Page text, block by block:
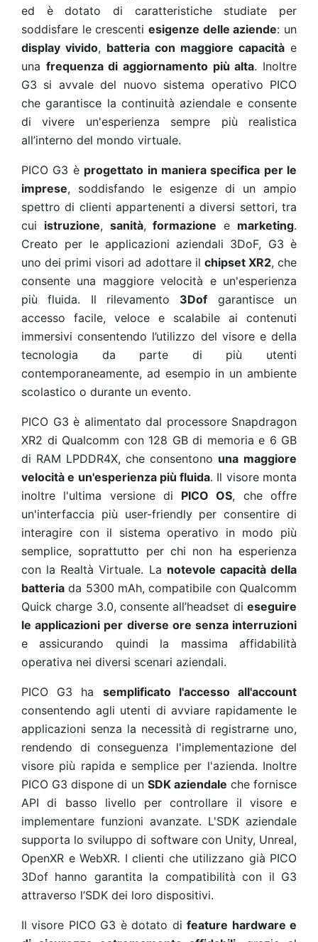
ed è dotato di caratteristiche studiate per
soddisfare le crescenti esigenze delle aziende: un
display vivido, batteria con maggiore capacità e
una frequenza di aggiornamento più alta. Inoltre
G3 si avvale del nuovo sistema operativo PICO
che garantisce la continuità aziendale e consente
di vivere un'esperienza sempre più realistica
all’interno del mondo virtuale.
PICO G3 è progettato in maniera specifica per le
imprese, soddisfando le esigenze di un ampio
spettro di clienti appartenenti a diversi settori, tra
cui istruzione, sanità,formazione e marketing.
Creato per le applicazioni aziendali 3DoF, G3 è
uno dei primi visori ad adottare il chipset XR2, che
consente una maggiore velocità e un'esperienza
più fluida. Il rilevamento 3Dof garantisce un
accesso facile, veloce e scalabile ai contenuti
immersivi consentendo l’utilizzo del visore e della
tecnologia da parte di più utenti
contemporaneamente, ad esempio in un ambiente
scolastico o durante un evento.
PICO G3 è alimentato dal processore Snapdragon
XR2 di Qualcomm con 128 GB di memoria e 6 GB
di RAM LPDDR4X, che consentono una maggiore
velocità e un'esperienza più fluida. Il visore monta
inoltre l'ultima versione di PICO OS, che offre
un'interfaccia più user-friendly per consentire di
interagire con il sistema operativo in modo più
semplice, soprattutto per chi non ha esperienza
con la Realtà Virtuale. La notevole capacità della
batteria da 5300 mAh, compatibile con Qualcomm
Quick charge 3.0, consente all’headset di eseguire
le applicazioni per diverse ore senza interruzioni
e assicurando quindi la massima affidabilità
operativa nei diversi scenari aziendali.
PICO G3 ha semplificato l'accesso all'account
consentendo agli utenti di avviare rapidamente le
applicazioni senza la necessità di registrarne uno,
rendendo di conseguenza l'implementazione del
visore più rapida e semplice per l'azienda. Inoltre
PICO G3 dispone di un SDK aziendale che fornisce
API di basso livello per controllare il visore e
implementare funzioni avanzate. L'SDK aziendale
supporta lo sviluppo di software con Unity, Unreal,
OpenXR e WebXR. I clienti che utilizzano già PICO
3Dof hanno garantita la compatibilità con il G3
attraverso l’SDK dei loro dispositivi.
Il visore PICO G3 è dotato difeature hardware e